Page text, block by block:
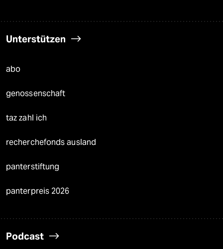
Unterstützen
abo
genossenschaft
taz zahl ich
recherchefonds ausland
panterstiftung
panterpreis 2026
Podcast